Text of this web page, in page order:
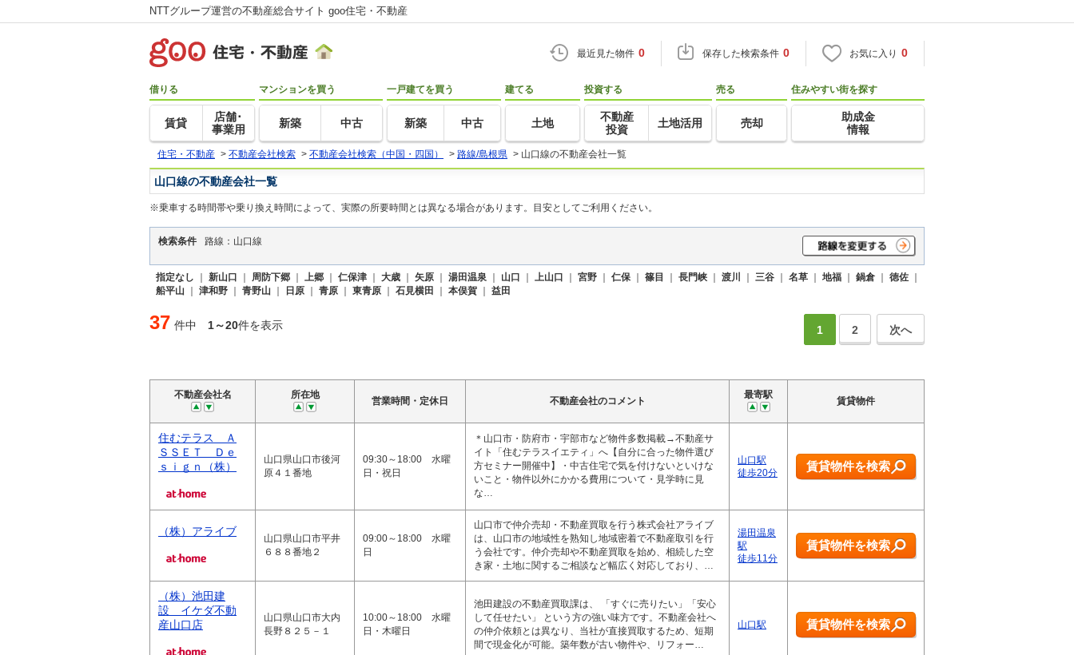
NTTグループ運営の不動産総合サイト goo住宅・不動産
最近見た物件 0 保存した検索条件 0 お気に入り 0
借りる
賃貸
店舗･
事業用
マンションを買う
新築 中古
一戸建てを買う
新築 中古
建てる
土地
投資する
不動産
投資
土地活用
売る
売却
住みやすい街を探す
助成金
情報
住宅・不動産 > 不動産会社検索 > 不動産会社検索（中国・四国） > 路線/島根県 > 山口線の不動産会社一覧
山口線の不動産会社一覧
※乗車する時間帯や乗り換え時間によって、実際の所要時間とは異なる場合があります。目安としてご利用ください。
検索条件 路線：山口線
指定なし ｜ 新山口 ｜ 周防下郷 ｜ 上郷 ｜ 仁保津 ｜ 大歳 ｜ 矢原 ｜ 湯田温泉 ｜ 山口 ｜ 上山口 ｜ 宮野 ｜ 仁保 ｜ 篠目 ｜ 長門峡 ｜ 渡川 ｜ 三谷 ｜ 名草 ｜ 地福 ｜ 鍋倉 ｜ 徳佐 ｜
船平山 ｜ 津和野 ｜ 青野山 ｜ 日原 ｜ 青原 ｜ 東青原 ｜ 石見横田 ｜ 本俣賀 ｜ 益田
37 件中 1～20件を表示 1 2 次へ
不動産会社名 所在地
営業時間・定休日 不動産会社のコメント
最寄駅
賃貸物件
住むテラス Ａ
ＳＳＥＴ Ｄｅ
ｓｉｇｎ（株）
山口県山口市後河
原４１番地
09:30～18:00 水曜
日・祝日
＊山口市・防府市・宇部市など物件多数掲載→不動産サ
イト「住むテラスイエティ」へ【自分に合った物件選び
方セミナー開催中】・中古住宅で気を付けないといけな
いこと・物件以外にかかる費用について・見学時に見
な…
山口駅
徒歩20分
賃貸物件を検索
（株）アライブ
山口県山口市平井
６８８番地２
09:00～18:00 水曜
日
山口市で仲介売却・不動産買取を行う株式会社アライブ
は、山口市の地域性を熟知し地域密着で不動産取引を行
う会社です。仲介売却や不動産買取を始め、相続した空
き家・土地に関するご相談など幅広く対応しており、…
湯田温泉
駅
徒歩11分
賃貸物件を検索
（株）池田建
設 イケダ不動
産山口店
山口県山口市大内
長野８２５－１
10:00～18:00 水曜
日・木曜日
池田建設の不動産買取課は、 「すぐに売りたい」「安心
して任せたい」 という方の強い味方です。不動産会社へ
の仲介依頼とは異なり、当社が直接買取するため、短期
間で現金化が可能。築年数が古い物件や、リフォー…
山口駅 賃貸物件を検索